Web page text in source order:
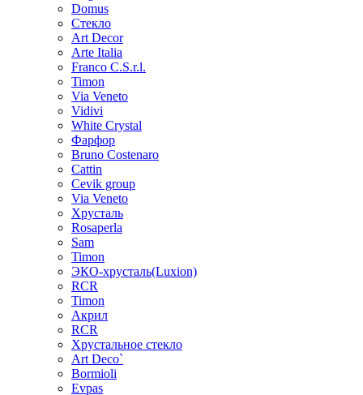
Domus
Стекло
Art Decor
Arte Italia
Franco C.S.r.l.
Timon
Via Veneto
Vidivi
White Crystal
Фарфор
Bruno Costenaro
Cattin
Cevik group
Via Veneto
Хрусталь
Rosaperla
Sam
Timon
ЭКО-хрусталь(Luxion)
RCR
Timon
Акрил
RCR
Хрустальное стекло
Art Deco`
Bormioli
Evpas